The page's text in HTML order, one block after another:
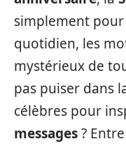
simplement
quotidien, les
mystérieux de
pas puiser dans
célèbres pour
messages?